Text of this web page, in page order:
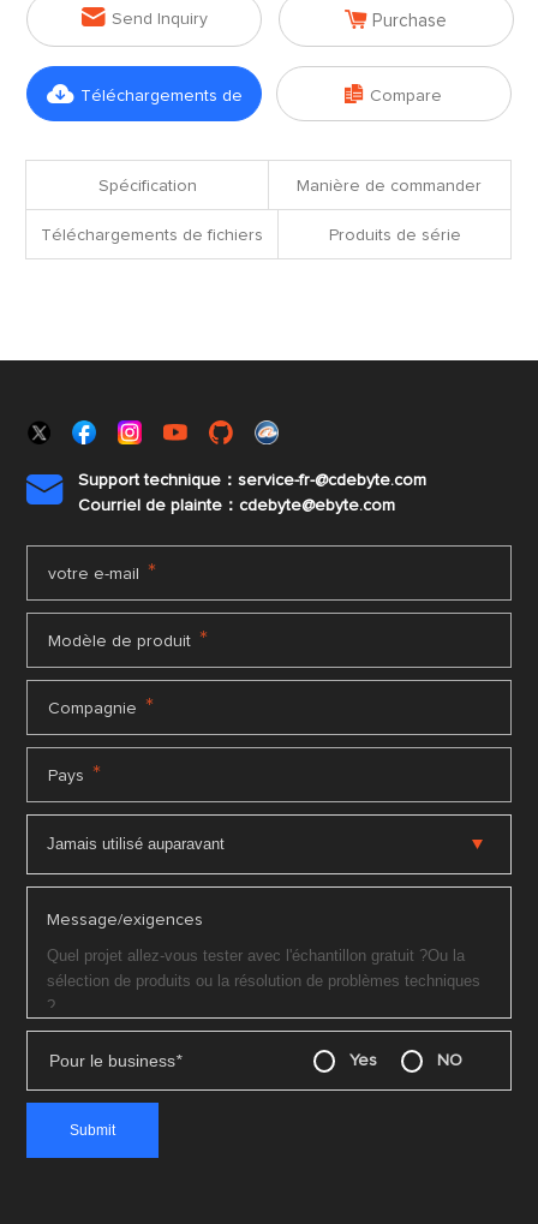
 Send Inquiry  Purchase
 Téléchargements de  Compare
Spécification Manière de commander
Téléchargements de fichiers Produits de série

Support technique：service-fr-@cdebyte.com
Courriel de plainte：cdebyte@ebyte.com
votre e-mail *
Modèle de produit *
Compagnie *
Pays *
Message/exigences
Pour le business* Yes NO